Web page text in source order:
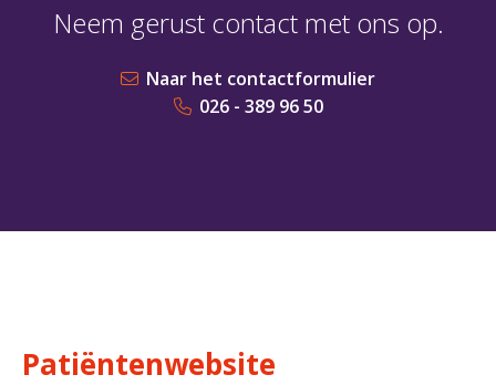
Neem gerust contact met ons op.
Naar het contactformulier
026 - 389 96 50
Patiëntenwebsite